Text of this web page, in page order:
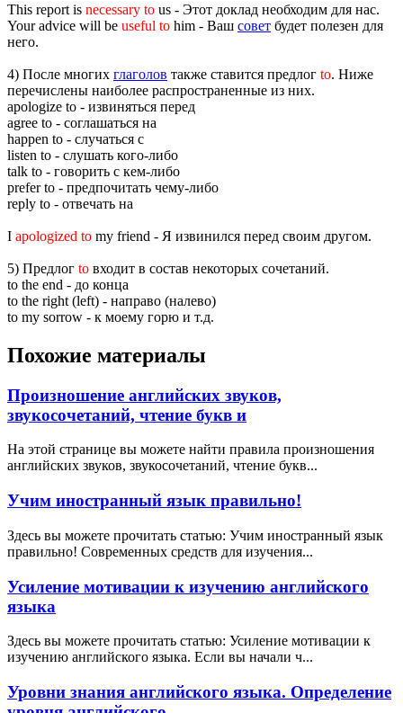
This report is necessary to us - Этот доклад необходим для нас.
Your advice will be useful to him - Ваш совет будет полезен для
него.
4) После многих глаголов также ставится предлог to. Ниже
перечислены наиболее распространенные из них.
apologize to - извиняться перед
agree to - соглашаться на
happen to - случаться с
listen to - слушать кого-либо
talk to - говорить с кем-либо
prefer to - предпочитать чему-либо
reply to - отвечать на
I apologized to my friend - Я извинился перед своим другом.
5) Предлог to входит в состав некоторых сочетаний.
to the end - до конца
to the right (left) - направо (налево)
to my sorrow - к моему горю и т.д.
Похожие материалы
Произношение английских звуков,
звукосочетаний, чтение букв и
На этой странице вы можете найти правила произношения
английских звуков, звукосочетаний, чтение букв...
Учим иностранный язык правильно!
Здесь вы можете прочитать статью: Учим иностранный язык
правильно! Современных средств для изучения...
Усиление мотивации к изучению английского
языка
Здесь вы можете прочитать статью: Усиление мотивации к
изучению английского языка. Если вы начали ч...
Уровни знания английского языка. Определение